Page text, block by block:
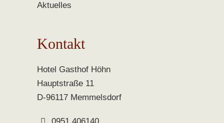
Aktuelles
Kontakt
Hotel Gasthof Höhn
Hauptstraße 11
D-96117 Memmelsdorf